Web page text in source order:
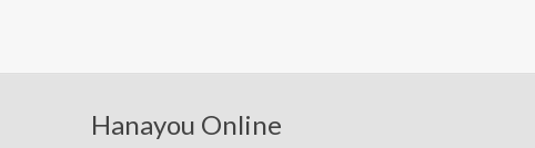
Hanayou Online